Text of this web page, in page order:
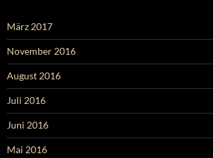
März 2017
November 2016
August 2016
Juli 2016
Juni 2016
Mai 2016